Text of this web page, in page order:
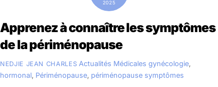
2025
Apprenez à connaître les symptômes
de la périménopause
NEDJIE JEAN CHARLES Actualités Médicales gynécologie,
hormonal, Périménopause, périménopause symptômes